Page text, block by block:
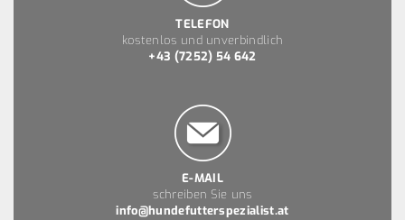
TELEFON
kostenlos und unverbindlich
+43 (7252) 54 642
E-MAIL
schreiben Sie uns
info@hundefutterspezialist.at